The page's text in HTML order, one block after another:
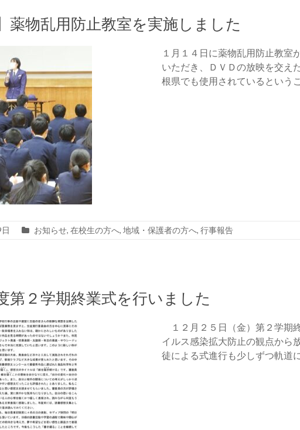
薬物乱用防止教室を実施しました
１月１４日に薬物乱用防止教室
いただき、ＤＶＤの放映を交え
根県でも使用されているという
お知らせ, 在校生の方へ, 地域・保護者の方へ, 行事報告
第２学期終業式を行いました
１２月２５日（金）第２学期
イルス感染拡大防止の観点から
徒による式進行も少しずつ軌道